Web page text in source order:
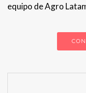
equipo de Agro